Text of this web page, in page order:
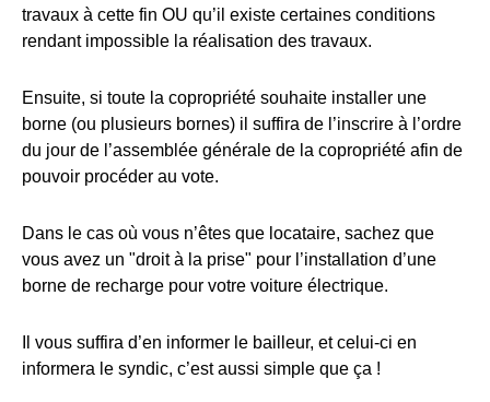
travaux à cette fin OU qu’il existe certaines conditions
rendant impossible la réalisation des travaux.
Ensuite, si toute la copropriété souhaite installer une
borne (ou plusieurs bornes) il suffira de l’inscrire à l’ordre
du jour de l’assemblée générale de la copropriété afin de
pouvoir procéder au vote.
Dans le cas où vous n’êtes que locataire, sachez que
vous avez un "droit à la prise" pour l’installation d’une
borne de recharge pour votre voiture électrique.
Il vous suffira d’en informer le bailleur, et celui-ci en
informera le syndic, c’est aussi simple que ça !